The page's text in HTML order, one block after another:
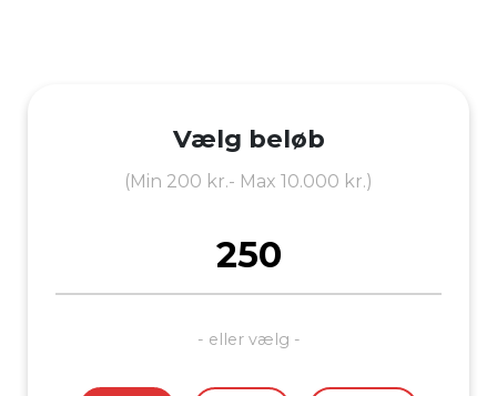
Vælg beløb
(Min 200 kr.- Max 10.000 kr.)
- eller vælg -